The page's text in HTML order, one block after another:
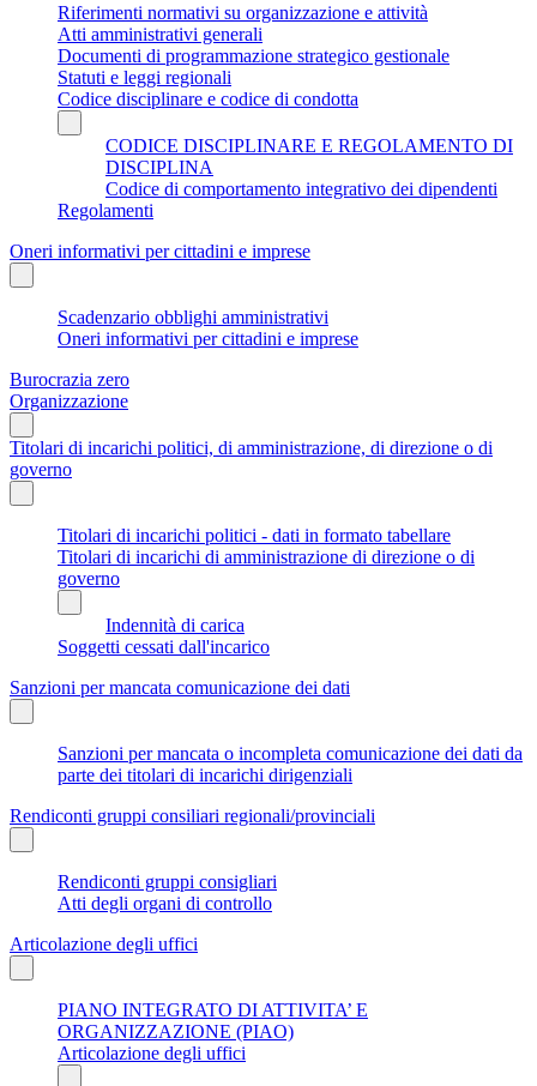
Riferimenti normativi su organizzazione e attività
Atti amministrativi generali
Documenti di programmazione strategico gestionale
Statuti e leggi regionali
Codice disciplinare e codice di condotta
CODICE DISCIPLINARE E REGOLAMENTO DI
DISCIPLINA
Codice di comportamento integrativo dei dipendenti
Regolamenti
Oneri informativi per cittadini e imprese
Scadenzario obblighi amministrativi
Oneri informativi per cittadini e imprese
Burocrazia zero
Organizzazione
Titolari di incarichi politici, di amministrazione, di direzione o di
governo
Titolari di incarichi politici - dati in formato tabellare
Titolari di incarichi di amministrazione di direzione o di
governo
Indennità di carica
Soggetti cessati dall'incarico
Sanzioni per mancata comunicazione dei dati
Sanzioni per mancata o incompleta comunicazione dei dati da
parte dei titolari di incarichi dirigenziali
Rendiconti gruppi consiliari regionali/provinciali
Rendiconti gruppi consigliari
Atti degli organi di controllo
Articolazione degli uffici
PIANO INTEGRATO DI ATTIVITA’ E
ORGANIZZAZIONE (PIAO)
Articolazione degli uffici